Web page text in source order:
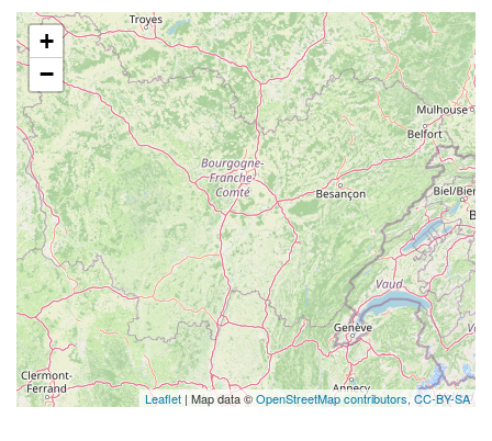
+
−
Leaflet | Map data ©OpenStreetMap contributors, CC-BY-SA